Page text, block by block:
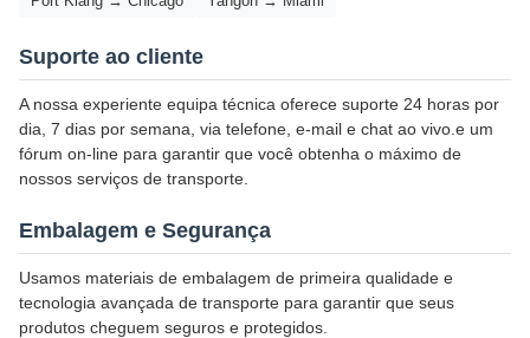
Suporte ao cliente
A nossa experiente equipa técnica oferece suporte 24 horas por
dia, 7 dias por semana, via telefone, e-mail e chat ao vivo.e um
fórum on-line para garantir que você obtenha o máximo de
nossos serviços de transporte.
Embalagem e Segurança
Usamos materiais de embalagem de primeira qualidade e
tecnologia avançada de transporte para garantir que seus
produtos cheguem seguros e protegidos.